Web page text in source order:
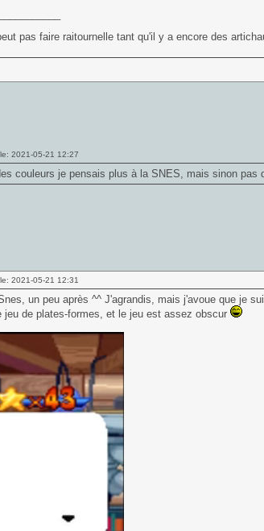
pas faire raitournelle tant qu'il y a encore des
2021-05-21 12:27
couleurs je pensais plus à la SNES, mais sinon pas
2021-05-21 12:31
un peu après ^^ J'agrandis, mais j'avoue que je
jeu de plates-formes, et le jeu est assez obscur